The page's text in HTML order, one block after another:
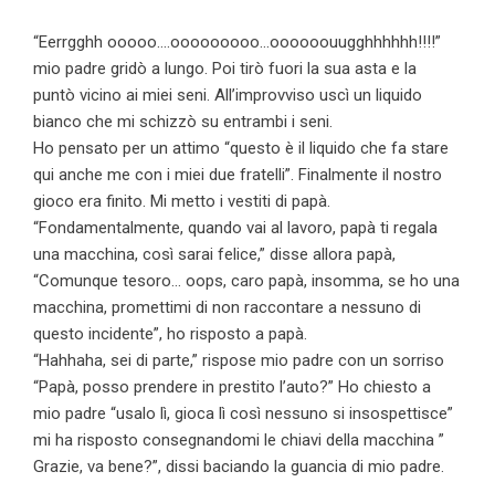
“Eerrgghh ooooo….ooooooooo…oooooouugghhhhhh!!!!”
mio padre gridò a lungo. Poi tirò fuori la sua asta e la
puntò vicino ai miei seni. All’improvviso uscì un liquido
bianco che mi schizzò su entrambi i seni.
Ho pensato per un attimo “questo è il liquido che fa stare
qui anche me con i miei due fratelli”. Finalmente il nostro
gioco era finito. Mi metto i vestiti di papà.
“Fondamentalmente, quando vai al lavoro, papà ti regala
una macchina, così sarai felice,” disse allora papà,
“Comunque tesoro… oops, caro papà, insomma, se ho una
macchina, promettimi di non raccontare a nessuno di
questo incidente”, ho risposto a papà.
“Hahhaha, sei di parte,” rispose mio padre con un sorriso
“Papà, posso prendere in prestito l’auto?” Ho chiesto a
mio padre “usalo lì, gioca lì così nessuno si insospettisce”
mi ha risposto consegnandomi le chiavi della macchina ”
Grazie, va bene?”, dissi baciando la guancia di mio padre.